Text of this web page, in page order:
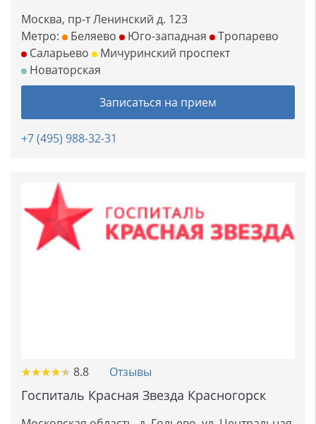
Москва, пр-т Ленинский д. 123
Метро:
Беляево Юго-западная
Тропарево
Саларьево
Мичуринский проспект
Новаторская
Записаться на прием
+7 (495) 988-32-31
★★★★★
★★★★★ 8.8 Отзывы
Госпиталь Красная Звезда Красногорск